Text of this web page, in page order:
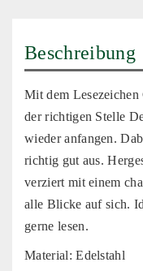
Beschreibung
Mit dem
der richtigen Stelle
wieder anfangen.
richtig gut aus.
verziert mit einem
alle Blicke auf sich.
gerne lesen.
Material: Edelstahl